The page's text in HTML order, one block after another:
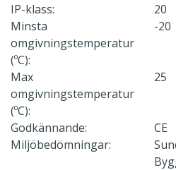
IP-klass:
20
Minsta
omgivningstemperatur
(ºC):
-20
Max
omgivningstemperatur
(ºC):
25
Godkännande:
CE
Miljöbedömningar: